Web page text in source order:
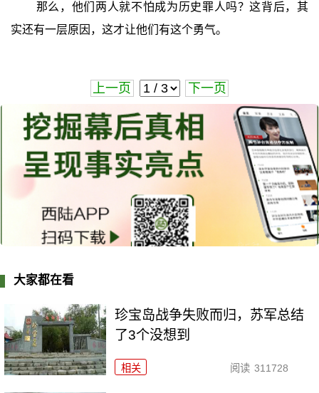
那么，他们两人就不怕成为历史罪人吗？这背后，其
实还有一层原因，这才让他们有这个勇气。
上一页 下一页
大家都在看
珍宝岛战争失败而归，苏军总结
了3个没想到
相关 阅读 311728